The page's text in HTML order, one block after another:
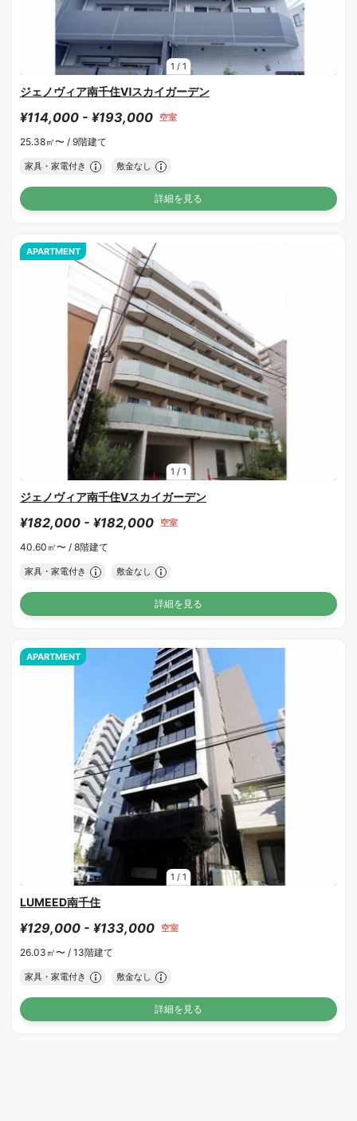
1 / 1
ジェノヴィア南千住Ⅵスカイガーデン
¥114,000 - ¥193,000 空室
25.38㎡〜 / 9階建て
家具・家電付き 敷金なし
詳細を見る
1 / 1
APARTMENT
ジェノヴィア南千住Ⅴスカイガーデン
¥182,000 - ¥182,000 空室
40.60㎡〜 / 8階建て
家具・家電付き 敷金なし
詳細を見る
1 / 1
APARTMENT
LUMEED南千住
¥129,000 - ¥133,000 空室
26.03㎡〜 / 13階建て
家具・家電付き 敷金なし
詳細を見る